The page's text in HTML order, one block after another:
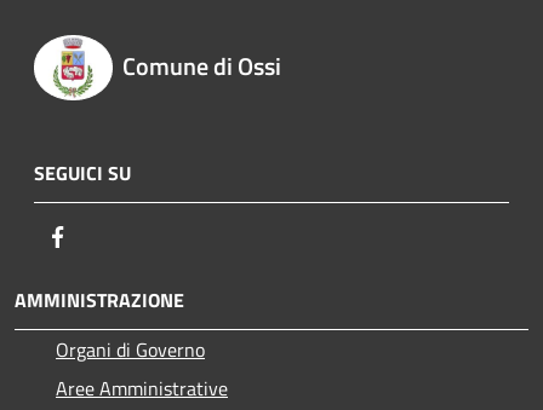
Comune di Ossi
SEGUICI SU
AMMINISTRAZIONE
Organi di Governo
Aree Amministrative